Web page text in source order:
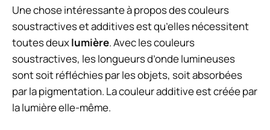
Une chose intéressante à propos des couleurs
soustractives et additives est qu’elles nécessitent
toutes deuxlumière. Avec les couleurs
soustractives, les longueurs d’onde lumineuses
sont soit réfléchies par les objets, soit absorbées
par la pigmentation. La couleur additive est créée par
la lumière elle-même.